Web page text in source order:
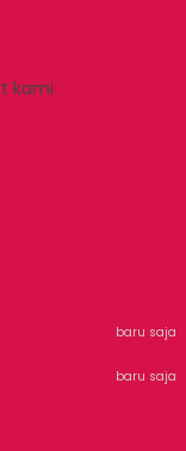
kami
baru saja
baru saja